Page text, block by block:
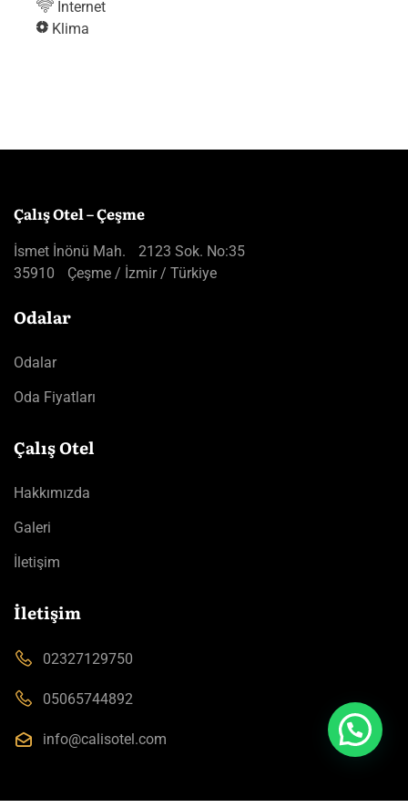
İnternet
Klima
Çalış Otel – Çeşme
İsmet İnönü Mah. 2123 Sok. No:35
35910 Çeşme / İzmir / Türkiye
Odalar
Odalar
Oda Fiyatları
Çalış Otel
Hakkımızda
Galeri
İletişim
İletişim
02327129750
05065744892
info@calisotel.com